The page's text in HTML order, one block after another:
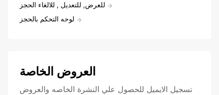
للعرض, للتعديل , للالغاء الحجز
لوحه التحكم بالحجز
العروض الخاصة
تسجيل الايميل للحصول علي النشرة الخاصه والعروض